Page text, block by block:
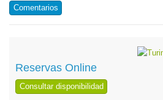
Comentarios
Reservas Online
Consultar disponibilidad